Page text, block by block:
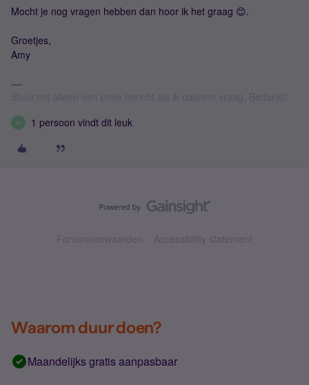
Mocht je nog vragen hebben dan hoor ik het graag 😊.
Groetjes,
Amy
W 1 persoon vindt dit leuk
Forumvoorwaarden Accessibility statement
Waarom duur doen?
Maandelijks gratis aanpasbaar